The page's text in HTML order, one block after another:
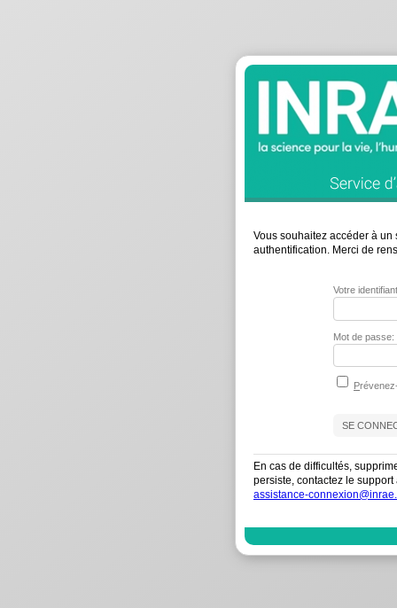
Vous souhaitez accéder à
authentification. Merci de
Votre
Mot de passe:
P
En cas de difficultés,
persiste, contactez le
assistance-